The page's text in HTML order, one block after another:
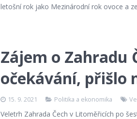
letošní rok jako Mezinárodní rok ovoce a
Zájem o Zahradu
očekávání, přišlo
15. 9. 2021 Politika a ekonomika
Veletrh Zahrada Čech v Litoměřicích po